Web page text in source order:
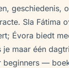
geschiedenis,
Sla Fátima
Évora biedt
maar één
—